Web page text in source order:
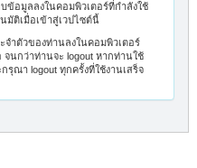
ข้อมูลลงในคอมพิวเตอร์ที่กำลังใช้
มัติเมื่อเข้าสู่เวปไซต์นี้
ำตัวของท่านลงในคอมพิวเตอร์
จนกว่าท่านจะ logout หากท่านใช้
รุณา logout ทุกครั้งที่ใช้งานเสร็จ